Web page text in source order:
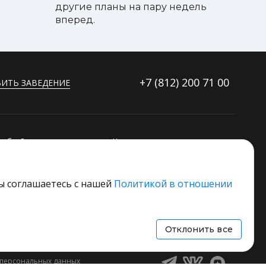
другие планы на пару недель
вперед.
ЗАВЕДЕНИЕ +7 (812) 200 71 00
Контакты
Основной стек технологий
данных
соглашаетесь с нашей Политикой в отношении
Отклонить все